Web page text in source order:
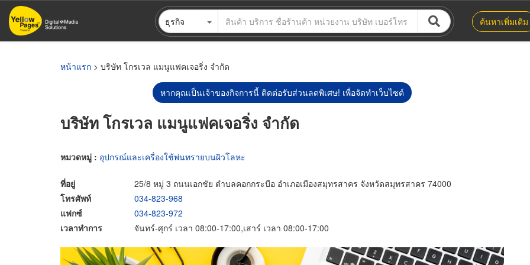
ข้าม
ไป
ธุรกิจ ค้นหาเพิ่มเติม
หน้าแรก > บริษัท โกรเวล แมนูแฟคเจอริ่ง จำกัด
หากคุณเป็นเจ้าของกิจการนี้ ติดต่อรับส่วนลดพิเศษ! เพื่อจัดทำเว็บไซต์
บริษัท โกรเวล แมนูแฟคเจอริ่ง จำกัด
หมวดหมู่ : อุปกรณ์และเครื่องใช้พ่นทรายบนผิวโลหะ
ที่อยู่
25/8 หมู่ 3 ถนนเอกชัย ตำบลคอกกระบือ อำเภอเมืองสมุทรสาคร จังหวัดสมุทรสาคร 74000
โทรศัพท์
034-823-968
แฟกซ์
034-823-972
เวลาทำการ
จันทร์-ศุกร์ เวลา 08:00-17:00,เสาร์ เวลา 08:00-17:00